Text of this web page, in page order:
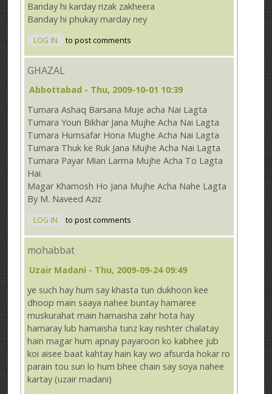
Banday hi karday rizak zakheera
Banday hi phukay marday ney
LOG IN to post comments
GHAZAL
Abbottabad - Thu, 2009-10-01 10:39
Tumara Ashaq Barsana Muje acha Nai Lagta
Tumara Youn Bikhar Jana Mujhe Acha Nai Lagta
Tumara Humsafar Hona Mughe Acha Nai Lagta
Tumara Thuk ke Ruk Jana Mujhe Acha Nai Lagta
Tumara Payar Mian Larrna Mujhe Acha To Lagta
Hai.
Magar Khamosh Ho Jana Mujhe Acha Nahe Lagta
By M. Naveed Aziz
LOG IN to post comments
mohabbat
Uzair Madani - Thu, 2009-09-24 09:49
ye such hay hum say khasta tun dukhoon kee
dhoop main saaya nahee buntay hamaree
muskurahat main hamaisha zahr hota hay
hamaray lub hamaisha tunz kay nishter chalatay
hain magar hum apnay payaroon ko kabhee jub
koi aisee baat kahtay hain kay wo afsurda hokar ro
parain tou sun lo hum bhee chain say soya nahee
kartay (uzair madani)